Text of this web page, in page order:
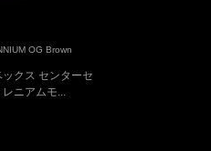
OG Brown
ックス センターセ
レニアムモ...